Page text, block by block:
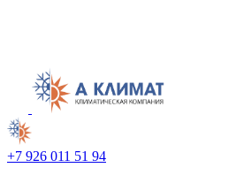
+7 926 011 51 94